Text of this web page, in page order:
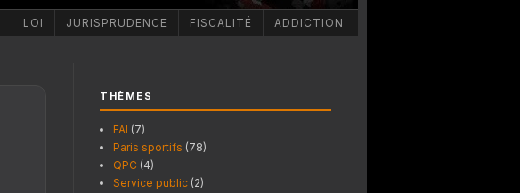
LOI JURISPRUDENCE FISCALITÉ ADDICTION
THÈMES
FAI (7)
Paris sportifs (78)
QPC (4)
Service public (2)